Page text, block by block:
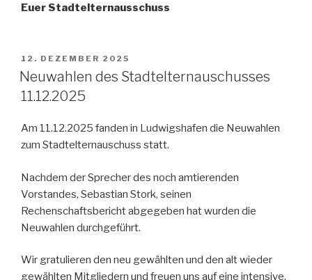
Euer Stadtelternausschuss
VERÖFFENTLICHT
AM
12. DEZEMBER 2025
Neuwahlen des Stadtelternauschusses
11.12.2025
Am 11.12.2025 fanden in Ludwigshafen die Neuwahlen
zum Stadtelternauschuss statt.
Nachdem der Sprecher des noch amtierenden
Vorstandes, Sebastian Stork, seinen
Rechenschaftsbericht abgegeben hat wurden die
Neuwahlen durchgeführt.
Wir gratulieren den neu gewählten und den alt wieder
gewählten Mitgliedern und freuen uns auf eine intensive,